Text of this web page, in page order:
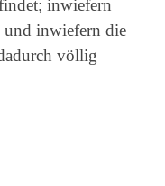
inwiefern
und inwiefern die
völlig